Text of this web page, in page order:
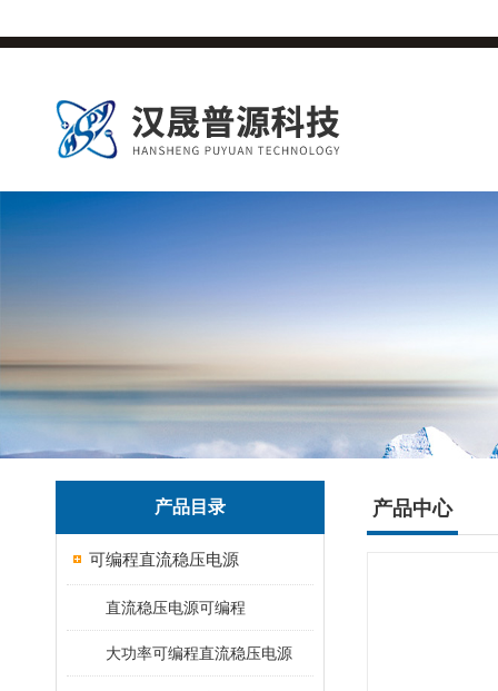
产品目录
可编程直流稳压电源
直流稳压电源可编程
大功率可编程直流稳压电源
产品中心